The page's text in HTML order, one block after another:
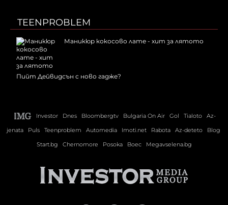
TEENPROBLEM
Маникюр кокосово лате - хит за лятото
Пийт Дейвидсън с ново гадже?
Investor Dnes Bloombergtv Bulgaria On Air Gol Tialoto
Az-
jenata
Puls Teenproblem Automedia Imoti.net Rabota Az-deteto
Blog
Start.bg
Chernomore Posoka Boec Megavselena.bg